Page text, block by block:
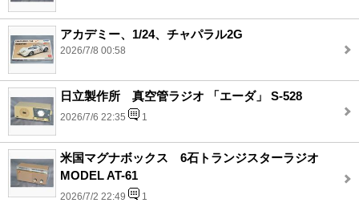
アカデミー、1/24、チャパラル2G
2026/7/8 00:58
日立製作所 真空管ラジオ 「エーダ」 S-528
2026/7/6 22:35 1
米国マグナボックス 6石トランジスターラジオ
MODEL AT-61
2026/7/2 22:49 1